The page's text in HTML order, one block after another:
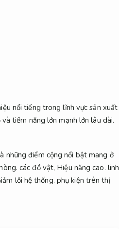
nổi tiếng trong lĩnh vực sản xuất
tiềm năng lớn mạnh lớn lâu dài.
những điểm cộng nổi bật mang ở
các đồ vật, Hiệu năng cao. linh
lỗi hệ thống. phụ kiện trên thị